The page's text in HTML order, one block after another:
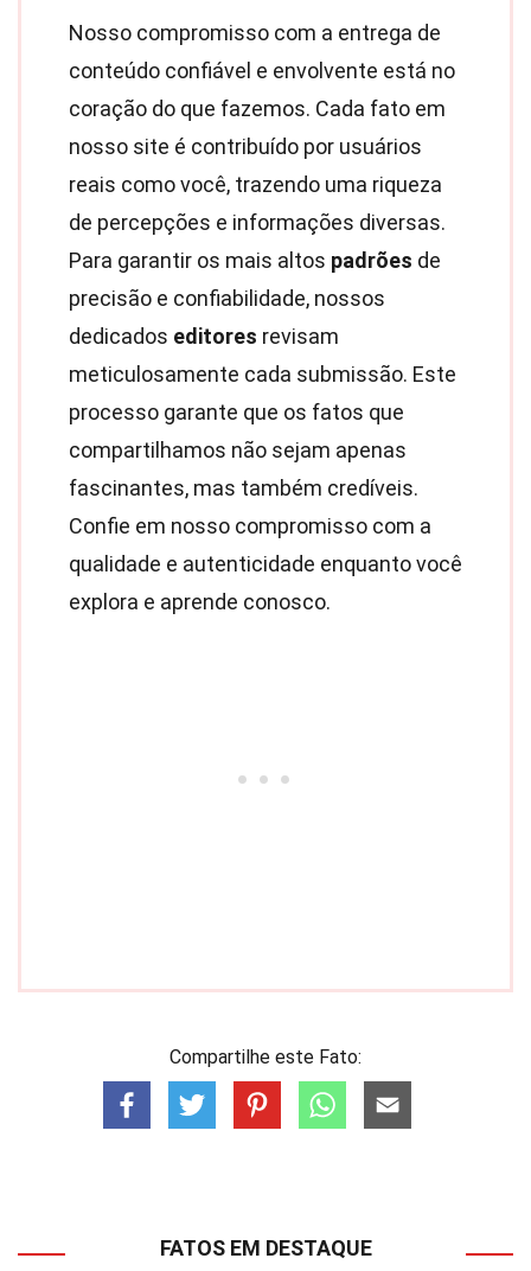
Nosso compromisso com a entrega de
conteúdo confiável e envolvente está no
coração do que fazemos. Cada fato em
nosso site é contribuído por usuários
reais como você, trazendo uma riqueza
de percepções e informações diversas.
Para garantir os mais altos padrões de
precisão e confiabilidade, nossos
dedicados editores revisam
meticulosamente cada submissão. Este
processo garante que os fatos que
compartilhamos não sejam apenas
fascinantes, mas também credíveis.
Confie em nosso compromisso com a
qualidade e autenticidade enquanto você
explora e aprende conosco.
Compartilhe este Fato:
FATOS EM DESTAQUE